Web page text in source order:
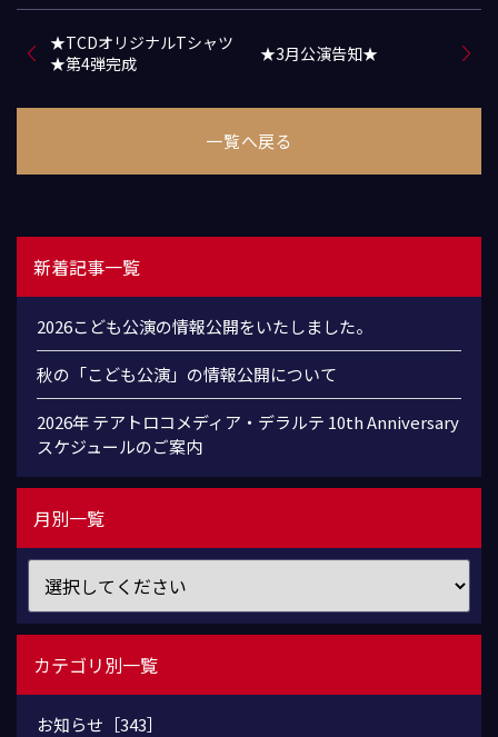
★TCDオリジナルTシャツ
★第4弾完成
★3月公演告知★
一覧へ戻る
新着記事一覧
2026こども公演の情報公開をいたしました。
秋の「こども公演」の情報公開について
2026年 テアトロコメディア・デラルテ 10th Anniversary
スケジュールのご案内
月別一覧
カテゴリ別一覧
お知らせ［343］